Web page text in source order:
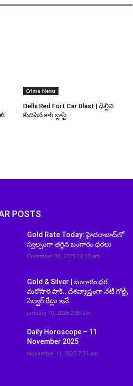
Crime News
Delhi Red Fort Car Blast | ఢిల్లీని
కుదిపిన కార్ బ్లాస్ట్
POSTS
Gold Rate Today: హైదరాబాద్‌లో
స్వల్పంగా తగ్గిన బంగారం ధరలు
December 30, 2025 10:13 am
Gold & Silver | బంగారం ధర
మరోసారి షాక్.. దేశవ్యాప్తంగా నేటి గోల్డ్,
సిల్వర్ రేట్లు ఇవే
January 10, 2026 2:08 am
Daily Horoscope – 11
November 2025
November 11, 2025 7:33 am